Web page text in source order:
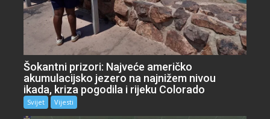
Šokantni prizori: Najveće američko
akumulacijsko jezero na najnižem nivou
ikada, kriza pogodila i rijeku Colorado
Svijet Vijesti